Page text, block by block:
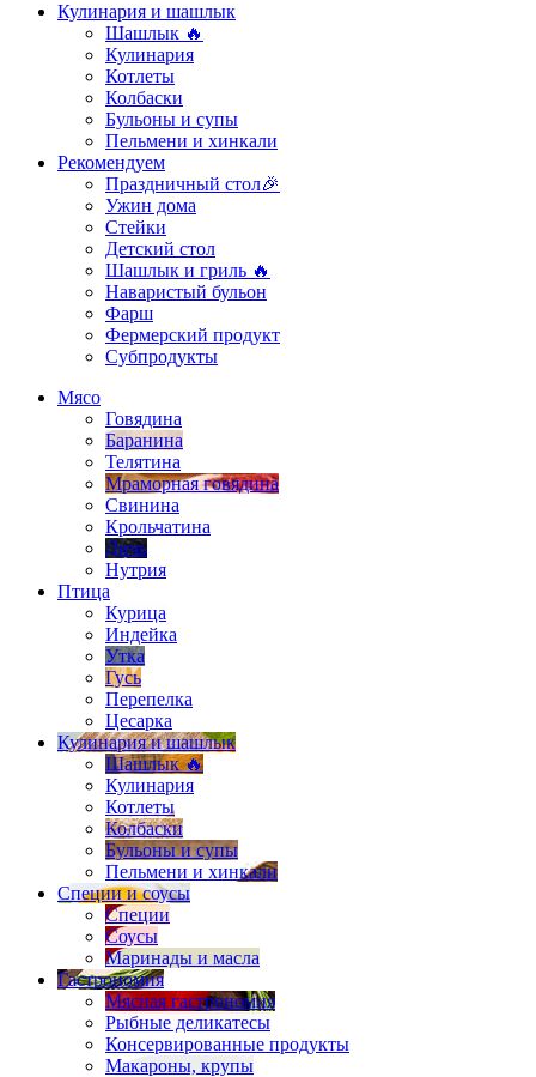
Кулинария и шашлык
Шашлык 🔥
Кулинария
Котлеты
Колбаски
Бульоны и супы
Пельмени и хинкали
Рекомендуем
Праздничный стол🎉
Ужин дома
Стейки
Детский стол
Шашлык и гриль 🔥
Наваристый бульон
Фарш
Фермерский продукт
Субпродукты
Мясо
Говядина
Баранина
Телятина
Мраморная говядина
Свинина
Крольчатина
Дичь
Нутрия
Птица
Курица
Индейка
Утка
Гусь
Перепелка
Цесарка
Кулинария и шашлык
Шашлык 🔥
Кулинария
Котлеты
Колбаски
Бульоны и супы
Пельмени и хинкали
Специи и соусы
Специи
Соусы
Маринады и масла
Гастрономия
Мясная гастрономия
Рыбные деликатесы
Консервированные продукты
Макароны, крупы